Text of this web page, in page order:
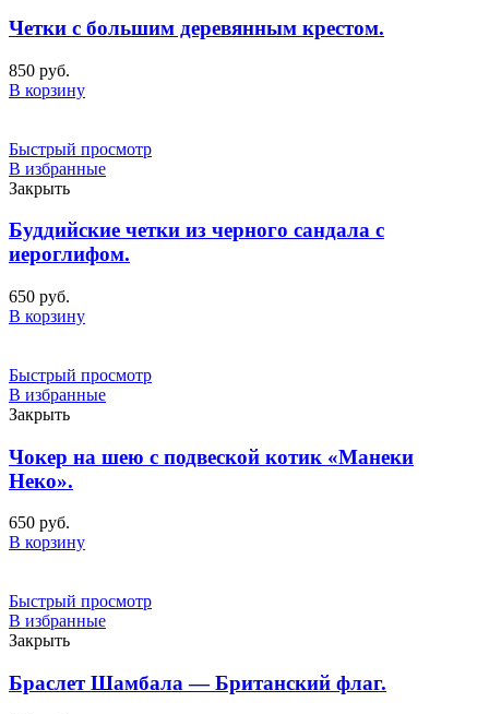
Четки с большим деревянным крестом.
850 руб.
В корзину
Быстрый просмотр
В избранные
Закрыть
Буддийские четки из черного сандала с
иероглифом.
650 руб.
В корзину
Быстрый просмотр
В избранные
Закрыть
Чокер на шею с подвеской котик «Манеки
Неко».
650 руб.
В корзину
Быстрый просмотр
В избранные
Закрыть
Браслет Шамбала — Британский флаг.